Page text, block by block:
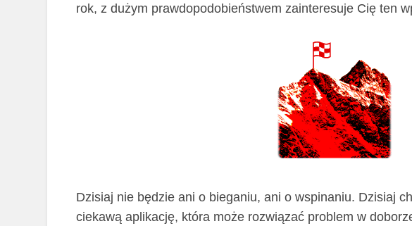
rok, z dużym prawdopodobieństwem zainteresuje Cię ten
Dzisiaj nie będzie ani o bieganiu, ani o wspinaniu. Dzisiaj
ciekawą aplikację, która może rozwiązać problem w